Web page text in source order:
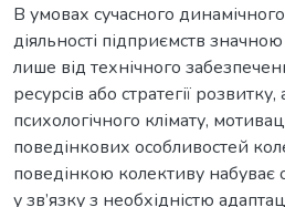
В умовах сучасного
діяльності підприємств
лише від технічного
ресурсів або стратегії
психологічного клімату,
поведінкових особливостей
поведінкою колективу набуває
у зв’язку з необхідністю